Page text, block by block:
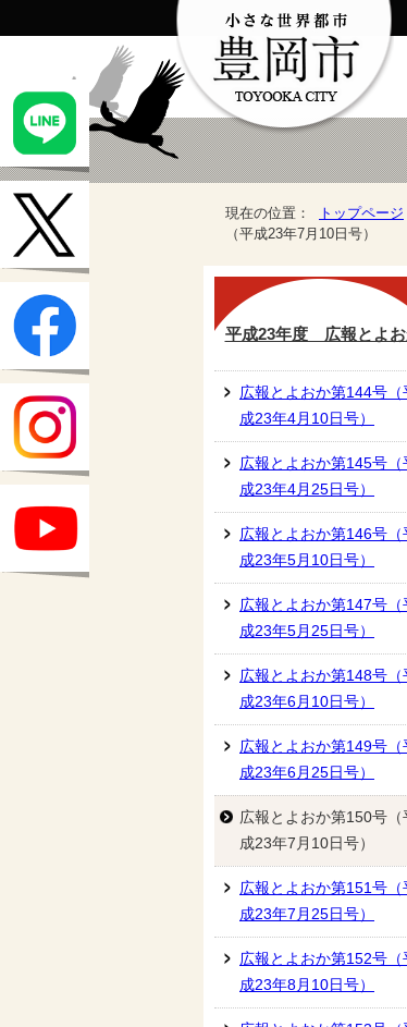
現在の位置： トップページ
（平成23年7月10日号）
平成23年度 広報とよ
広報とよおか第144号（
成23年4月10日号）
広報とよおか第145号（
成23年4月25日号）
広報とよおか第146号（
成23年5月10日号）
広報とよおか第147号（
成23年5月25日号）
広報とよおか第148号（
成23年6月10日号）
広報とよおか第149号（
成23年6月25日号）
広報とよおか第150号（
成23年7月10日号）
広報とよおか第151号（
成23年7月25日号）
広報とよおか第152号（
成23年8月10日号）